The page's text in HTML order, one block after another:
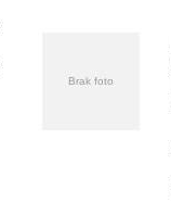
Brak foto